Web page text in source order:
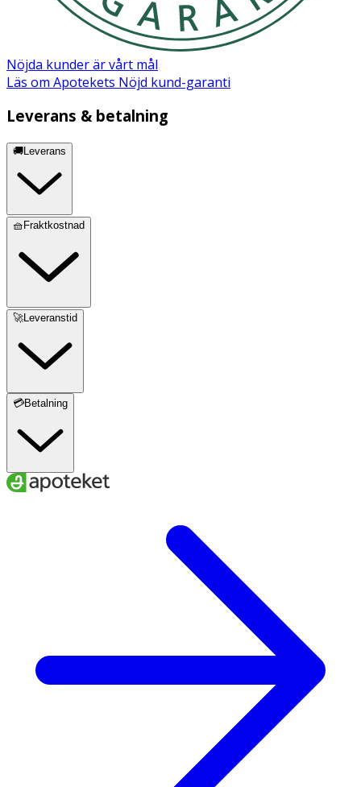
Nöjda kunder är vårt mål
Läs om Apotekets Nöjd kund-garanti
Leverans & betalning
🚚Leverans
🧺Fraktkostnad
🚀Leveranstid
💳Betalning